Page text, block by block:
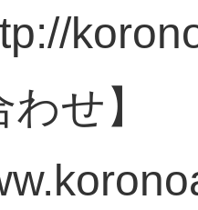
わせ】